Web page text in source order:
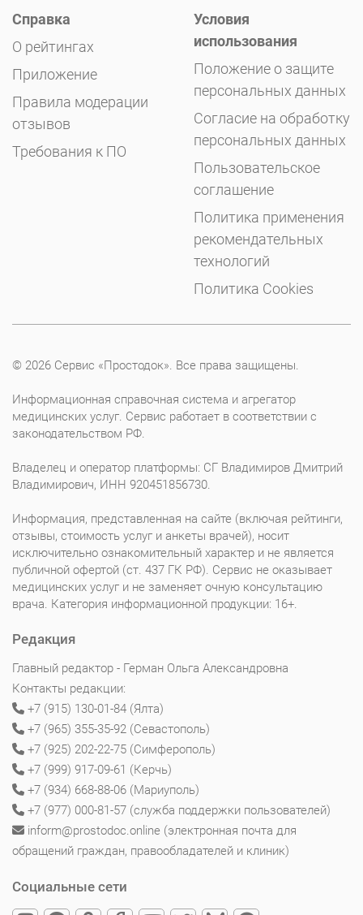
Справка
О рейтингах
Приложение
Правила модерации
отзывов
Требования к ПО
Условия
использования
Положение о защите
персональных данных
Согласие на обработку
персональных данных
Пользовательское
соглашение
Политика применения
рекомендательных
технологий
Политика Cookies
© 2026 Сервис «Простодок». Все права защищены.
Информационная справочная система и агрегатор
медицинских услуг. Сервис работает в соответствии с
законодательством РФ.
Владелец и оператор платформы: СГ Владимиров Дмитрий
Владимирович, ИНН 920451856730.
Информация, представленная на сайте (включая рейтинги,
отзывы, стоимость услуг и анкеты врачей), носит
исключительно ознакомительный характер и не является
публичной офертой (ст. 437 ГК РФ). Сервис не оказывает
медицинских услуг и не заменяет очную консультацию
врача. Категория информационной продукции: 16+.
Редакция
Главный редактор - Герман Ольга Александровна
Контакты редакции:
+7 (915) 130-01-84 (Ялта)
+7 (965) 355-35-92 (Севастополь)
+7 (925) 202-22-75 (Симферополь)
+7 (999) 917-09-61 (Керчь)
+7 (934) 668-88-06 (Мариуполь)
+7 (977) 000-81-57 (служба поддержки пользователей)
inform@prostodoc.online (электронная почта для
обращений граждан, правообладателей и клиник)
Социальные сети